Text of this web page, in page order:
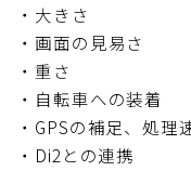
ブルべレポート2015
ブルべレポート2014
ブルべレポート2013
・大きさ
・画面の見易さ
・重さ
・自転車への装着
・GPSの補足、処理
・Di2との連携